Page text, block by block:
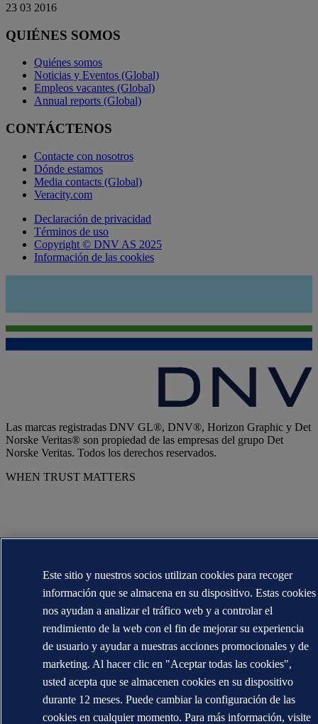
23 03 2016
QUIÉNES SOMOS
Quiénes somos
Noticias y Eventos (Global)
Empleos vacantes (Global)
Annual reports (Global)
CONTÁCTENOS
Contacte con nosotros
Dónde estamos
Media contacts (Global)
Veracity.com
Declaración de privacidad
Términos de uso
Copyright © DNV AS 2025
Información de las cookies
Las marcas registradas DNV GL®, DNV®, Horizon Graphic y Det
Norske Veritas® son propiedad de las empresas del grupo Det
Norske Veritas. Todos los derechos reservados.
WHEN TRUST MATTERS
Este sitio y nuestros socios utilizan cookies para recoger
información que se almacena en su dispositivo. Estas cookies
nos ayudan a analizar el tráfico web y a controlar el
rendimiento de la web con el fin de mejorar su experiencia
de usuario y ayudar a nuestras acciones promocionales y de
marketing. Al hacer clic en "Aceptar todas las cookies",
usted acepta que se almacenen cookies en su dispositivo
durante 12 meses. Puede cambiar la configuración de las
cookies en cualquier momento. Para más información, visite